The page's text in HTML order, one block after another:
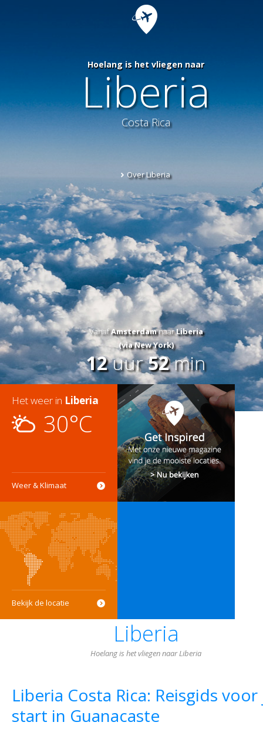
Hoelang is het vliegen naar
Liberia
Costa Rica
Over Liberia
VanafAmsterdamnaarLiberia
(via New York)
12uur52min
Het weer in Liberia
30°C
Weer & Klimaat
Bekijk de locatie
Liberia
Hoelang is het vliegen naar Liberia
Liberia Costa Rica: Reisgids voor
start in Guanacaste